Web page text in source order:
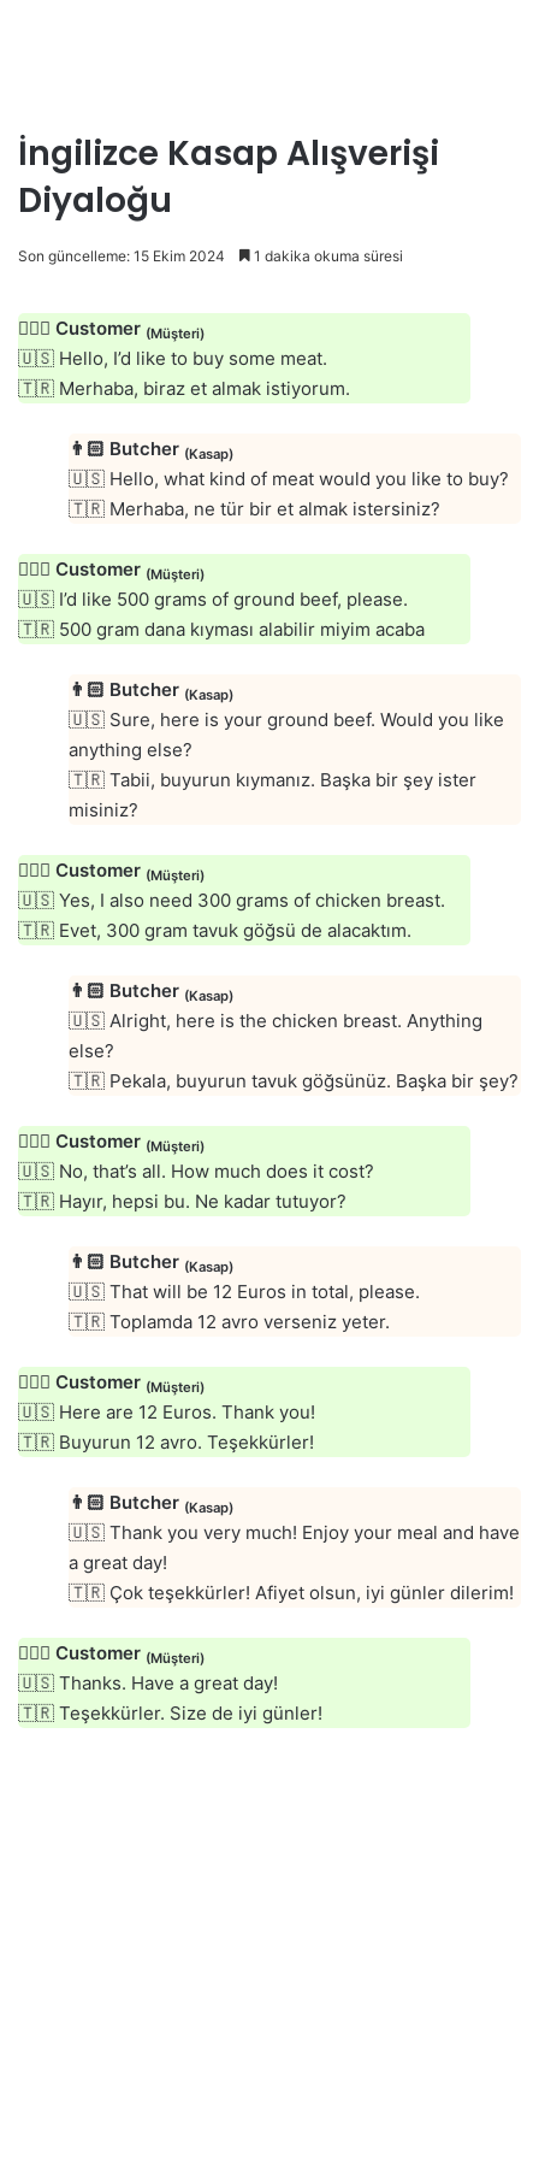
İngilizce Kasap Alışverişi
Diyaloğu
Son güncelleme: 15 Ekim 2024 1 dakika okuma süresi
🙍🏻‍♂️ Customer (Müşteri)
🇺🇸 Hello, I’d like to buy some meat.
🇹🇷 Merhaba, biraz et almak istiyorum.
👨🏻 Butcher (Kasap)
🇺🇸 Hello, what kind of meat would you like to buy?
🇹🇷 Merhaba, ne tür bir et almak istersiniz?
🙍🏻‍♂️ Customer (Müşteri)
🇺🇸 I’d like 500 grams of ground beef, please.
🇹🇷 500 gram dana kıyması alabilir miyim acaba
👨🏻 Butcher (Kasap)
🇺🇸 Sure, here is your ground beef. Would you like
anything else?
🇹🇷 Tabii, buyurun kıymanız. Başka bir şey ister
misiniz?
🙍🏻‍♂️ Customer (Müşteri)
🇺🇸 Yes, I also need 300 grams of chicken breast.
🇹🇷 Evet, 300 gram tavuk göğsü de alacaktım.
👨🏻 Butcher (Kasap)
🇺🇸 Alright, here is the chicken breast. Anything
else?
🇹🇷 Pekala, buyurun tavuk göğsünüz. Başka bir şey?
🙍🏻‍♂️ Customer (Müşteri)
🇺🇸 No, that’s all. How much does it cost?
🇹🇷 Hayır, hepsi bu. Ne kadar tutuyor?
👨🏻 Butcher (Kasap)
🇺🇸 That will be 12 Euros in total, please.
🇹🇷 Toplamda 12 avro verseniz yeter.
🙍🏻‍♂️ Customer (Müşteri)
🇺🇸 Here are 12 Euros. Thank you!
🇹🇷 Buyurun 12 avro. Teşekkürler!
👨🏻 Butcher (Kasap)
🇺🇸 Thank you very much! Enjoy your meal and have
a great day!
🇹🇷 Çok teşekkürler! Afiyet olsun, iyi günler dilerim!
🙍🏻‍♂️ Customer (Müşteri)
🇺🇸 Thanks. Have a great day!
🇹🇷 Teşekkürler. Size de iyi günler!